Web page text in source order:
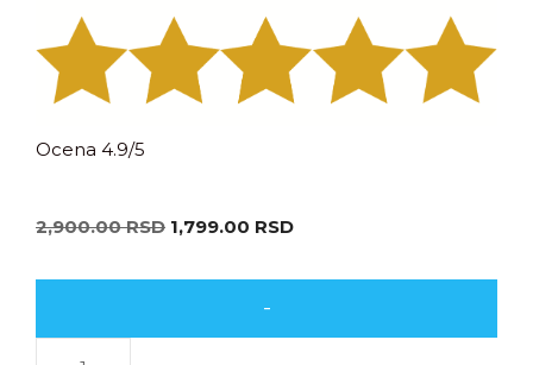
Ocena 4.9/5
2,900.00RSD 1,799.00 RSD
-